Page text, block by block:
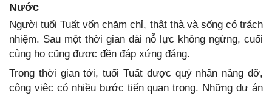
Nước
Người tuổi Tuất vốn chăm chỉ, thật thà và sống có trách
nhiệm. Sau một thời gian dài nỗ lực không ngừng, cuối
cùng họ cũng được đền đáp xứng đáng.
Trong thời gian tới, tuổi Tuất được quý nhân nâng đỡ,
công việc có nhiều bước tiến quan trọng. Những dự án